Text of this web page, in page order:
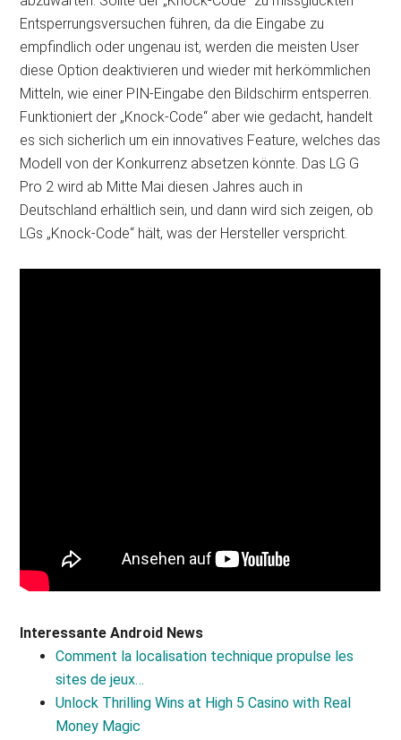
Entsperrungsversuchen führen, da die Eingabe zu
empfindlich oder ungenau ist, werden die meisten User
diese Option deaktivieren und wieder mit herkömmlichen
Mitteln, wie einer PIN-Eingabe den Bildschirm entsperren.
Funktioniert der „Knock-Code“ aber wie gedacht, handelt
es sich sicherlich um ein innovatives Feature, welches das
Modell von der Konkurrenz absetzen könnte. Das LG G
Pro 2 wird ab Mitte Mai diesen Jahres auch in
Deutschland erhältlich sein, und dann wird sich zeigen, ob
LGs „Knock-Code“ hält, was der Hersteller verspricht.
Interessante Android News
Comment la localisation technique propulse les
sites de jeux…
Unlock Thrilling Wins at High 5 Casino with Real
Money Magic